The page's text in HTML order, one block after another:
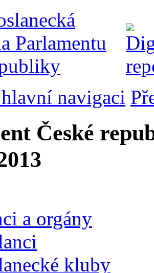
navigaci
České
a orgány
kluby